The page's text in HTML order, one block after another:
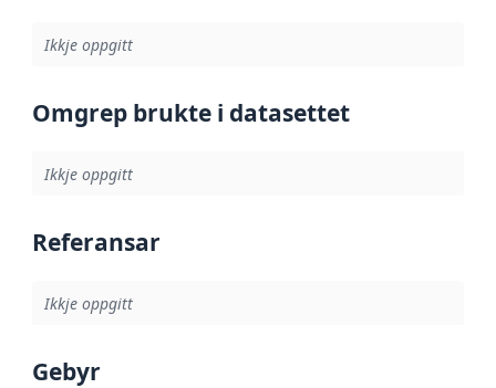
Ikkje oppgitt
Omgrep brukte i datasettet
Ikkje oppgitt
Referansar
Ikkje oppgitt
Gebyr